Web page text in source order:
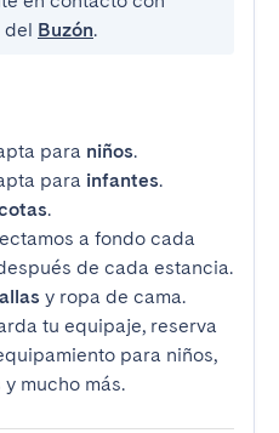
del Buzón.
para niños.
para infantes.
.
a fondo cada
de cada estancia.
y ropa de cama.
tu equipaje, reserva
para niños,
mucho más.